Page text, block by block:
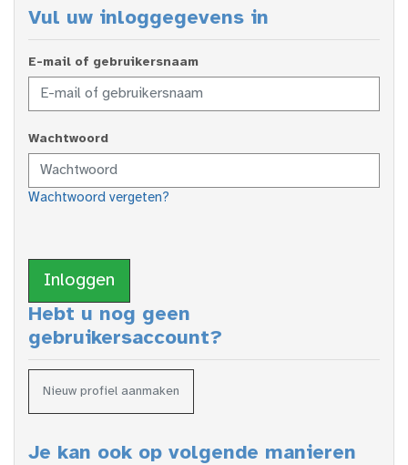
Vul uw inloggegevens in
E-mail of gebruikersnaam
Wachtwoord
Wachtwoord vergeten?
Inloggen
Hebt u nog geen
gebruikersaccount?
Nieuw profiel aanmaken
Je kan ook op volgende manieren